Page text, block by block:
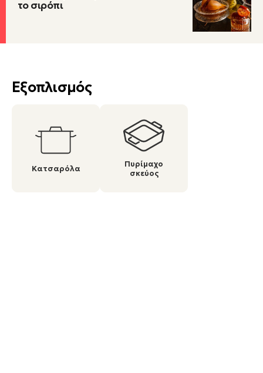
Εξοπλισμός
Κατσαρόλα
Πυρίμαχο
σκεύος
το σιρόπι